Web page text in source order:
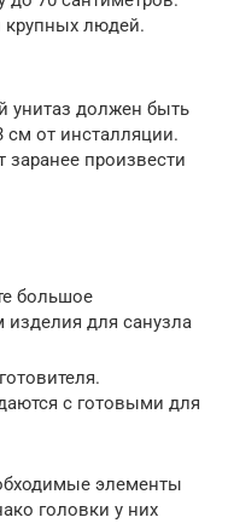
крупных людей.
унитаз должен быть
см от инсталляции.
заранее произвести
большое
изделия для санузла
с готовыми для
элементы
головки у них